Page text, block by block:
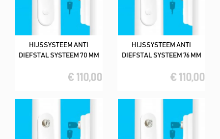
HIJSSYSTEEM ANTI
DIEFSTAL SYSTEEM 70 MM
€ 110,00
HIJSSYSTEEM ANTI
DIEFSTAL SYSTEEM 76 MM
€ 110,00